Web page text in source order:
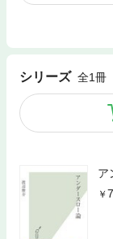
シリーズ 全1冊
ア